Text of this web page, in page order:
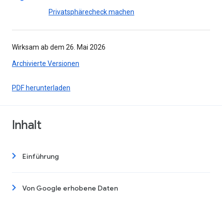
Privatsphärecheck machen
Wirksam ab dem 26. Mai 2026
Archivierte Versionen
PDF herunterladen
Inhalt
Einführung
Von Google erhobene Daten